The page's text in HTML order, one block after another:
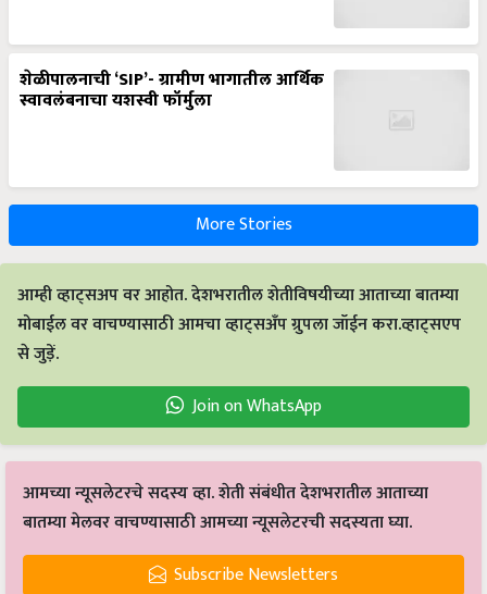
शेळीपालनाची ‘SIP’- ग्रामीण भागातील आर्थिक
स्वावलंबनाचा यशस्वी फॉर्मुला
More Stories
आम्ही व्हाट्सअप वर आहोत. देशभरातील शेतीविषयीच्या आताच्या बातम्या
मोबाईल वर वाचण्यासाठी आमचा व्हाट्सअँप ग्रुपला जॉईन करा.व्हाट्सएप
से जुड़ें.
Join on WhatsApp
आमच्या न्यूसलेटरचे सदस्य व्हा. शेती संबंधीत देशभरातील आताच्या
बातम्या मेलवर वाचण्यासाठी आमच्या न्यूसलेटरची सदस्यता घ्या.
Subscribe Newsletters